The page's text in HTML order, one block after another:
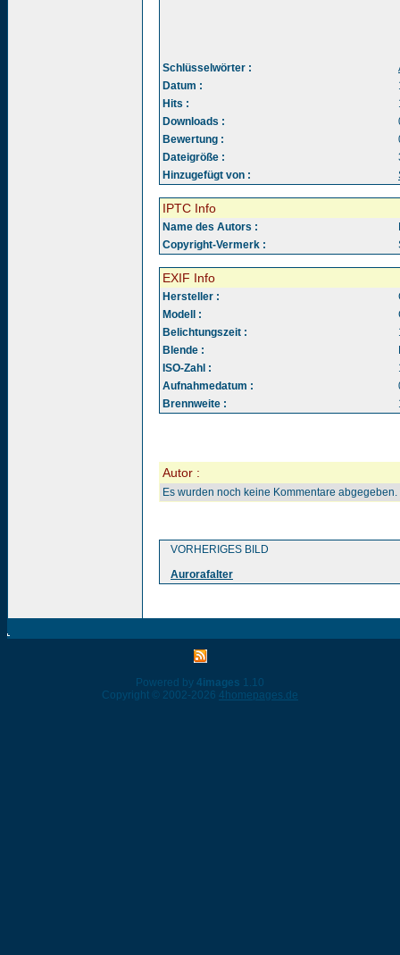
Schlüsselwörter :
Datum :
Hits :
Downloads :
Bewertung :
Dateigröße :
Hinzugefügt von :
IPTC Info
Name des Autors :
Copyright-Vermerk :
EXIF Info
Hersteller :
Modell :
Belichtungszeit :
Blende :
ISO-Zahl :
Aufnahmedatum :
Brennweite :
Autor :
Es wurden noch keine Kommentare abgegeben.
VORHERIGES BILD
Aurorafalter
Powered by 4images 1.10
Copyright © 2002-2026 4homepages.de